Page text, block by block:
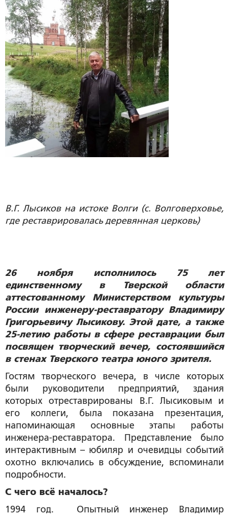
В.Г. Лысиков на истоке Волги (с. Волговерховье,
где реставрировалась деревянная церковь)
26 ноября исполнилось 75 лет
единственному в Тверской области
аттестованному Министерством культуры
России инженеру-реставратору Владимиру
Григорьевичу Лысикову. Этой дате, а также
25-летию работы в сфере реставрации был
посвящен творческий вечер, состоявшийся
в стенах Тверского театра юного зрителя.
Гостям творческого вечера, в числе которых
были руководители предприятий, здания
которых отреставрированы В.Г. Лысиковым и
его коллеги, была показана презентация,
напоминающая основные этапы работы
инженера-реставратора. Представление было
интерактивным – юбиляр и очевидцы событий
охотно включались в обсуждение, вспоминали
подробности.
С чего всё началось?
1994 год. Опытный инженер Владимир